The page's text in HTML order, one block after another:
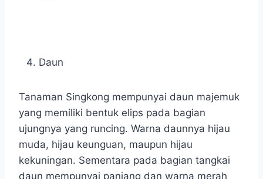
Daun
Tanaman Singkong mempunyai daun majemuk
yang memiliki bentuk elips pada bagian
ujungnya yang runcing. Warna daunnya hijau
muda, hijau keunguan, maupun hijau
kekuningan. Sementara pada bagian tangkai
daun mempunyai panjang dan warna merah